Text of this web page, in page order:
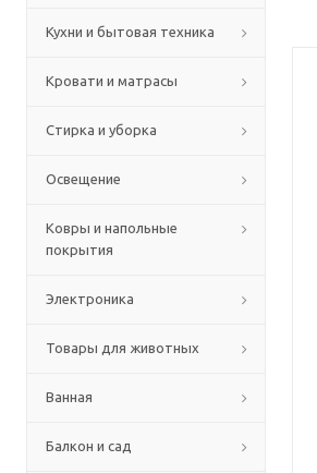
Кухни и бытовая техника
Кровати и матрасы
Стирка и уборка
Освещение
Ковры и напольные
покрытия
Электроника
Товары для животных
Ванная
Балкон и сад